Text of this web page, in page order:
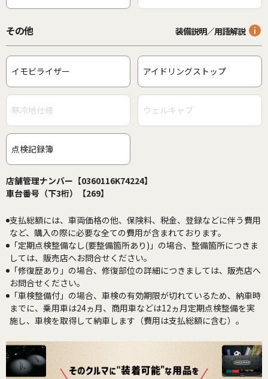
その他 装備説明／用語解説
イモビライザー アイドリングストップ
寒冷地仕様 ウェルキャブ
点検記録簿
店舗管理ナンバー【0360116K74224】
車台番号（下3桁）【269】
支払総額には、車両価格の他、保険料、税金、登録などに伴う費用
など、購入の際に必要な全ての費用が含まれております。
「定期点検整備なし(要整備箇所あり)」の場合、整備箇所につきま
しては、販売店へお問合せください。
「修復歴あり」の場合、修復部位の詳細につきましては、販売店へ
お問合せください。
「車検整備付」の場合、車検の有効期限が切れているため、納車時
までに、乗用車は24ヵ月、商用車などは12ヵ月定期点検整備を実
施し、車検を取得して納車します（費用は支払総額に含む）。